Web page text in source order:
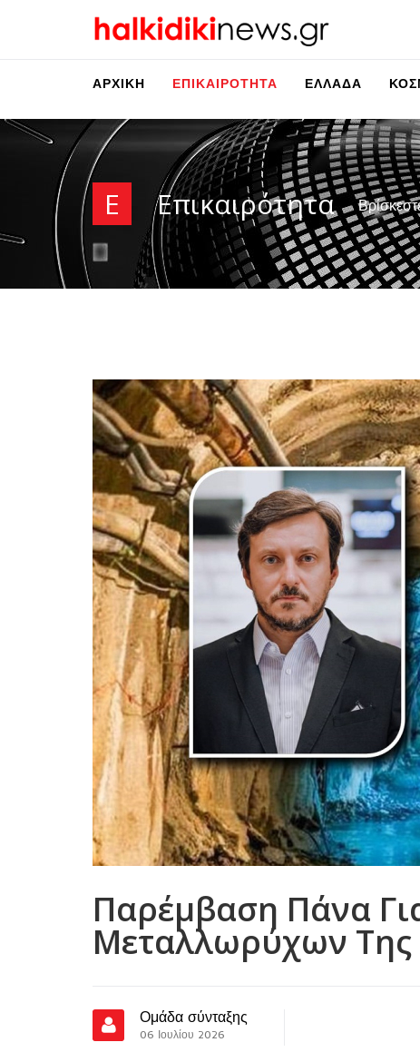
ΑΡΧΙΚΉ ΕΠΙΚΑΙΡΌΤΗΤΑ ΕΛΛΆΔΑ
Ε Επικαιρότητα
Παρέμβαση Πάνα
Μεταλλωρύχων Της
Ομάδα σύνταξης
06 Ιουλίου 2026